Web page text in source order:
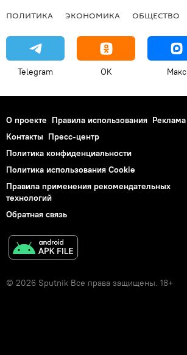
ПОЛИТИКА ЭКОНОМИКА ОБЩЕСТВО
Telegram OK Макс
О проекте Правила использования Реклама
Контакты Пресс-центр
Политика конфиденциальности
Политика использования Cookie
Правила применения рекомендательных
технологий
Обратная связь
© 2026 Sputnik Все права защищены. 18+